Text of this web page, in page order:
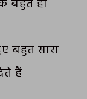
बहुत ही
बहुत सारा
हैं